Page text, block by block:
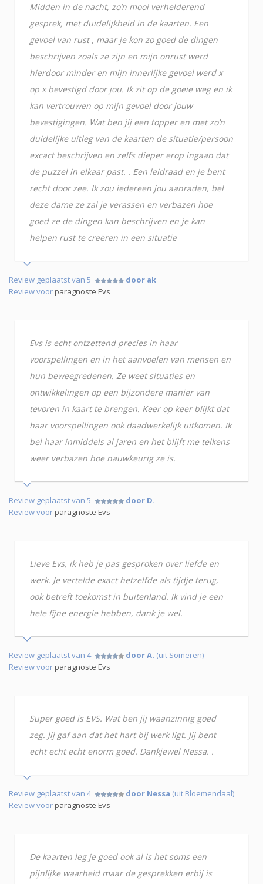
Midden in de nacht, zo’n mooi verhelderend
gesprek, met duidelijkheid in de kaarten. Een
gevoel van rust , maar je kon zo goed de dingen
beschrijven zoals ze zijn en mijn onrust werd
hierdoor minder en mijn innerlijke gevoel werd x
op x bevestigd door jou. Ik zit op de goeie weg en ik
kan vertrouwen op mijn gevoel door jouw
bevestigingen. Wat ben jij een topper en met zo’n
duidelijke uitleg van de kaarten de situatie/persoon
excact beschrijven en zelfs dieper erop ingaan dat
de puzzel in elkaar past. . Een leidraad en je bent
recht door zee. Ik zou iedereen jou aanraden, bel
deze dame ze zal je verassen en verbazen hoe
goed ze de dingen kan beschrijven en je kan
helpen rust te creëren in een situatie
Review geplaatst van 5
door ak
Review voorparagnoste Evs
Evs is echt ontzettend precies in haar
voorspellingen en in het aanvoelen van mensen en
hun beweegredenen. Ze weet situaties en
ontwikkelingen op een bijzondere manier van
tevoren in kaart te brengen. Keer op keer blijkt dat
haar voorspellingen ook daadwerkelijk uitkomen. Ik
bel haar inmiddels al jaren en het blijft me telkens
weer verbazen hoe nauwkeurig ze is.
Review geplaatst van 5
door D.
Review voorparagnoste Evs
Lieve Evs, ik heb je pas gesproken over liefde en
werk. Je vertelde exact hetzelfde als tijdje terug,
ook betreft toekomst in buitenland. Ik vind je een
hele fijne energie hebben, dank je wel.
Review geplaatst van 4 door A. (uit Someren)
Review voorparagnoste Evs
Super goed is EVS. Wat ben jij waanzinnig goed
zeg. Jij gaf aan dat het hart bij werk ligt. Jij bent
echt echt echt enorm goed. Dankjewel Nessa. .
Review geplaatst van 4 door Nessa (uit Bloemendaal)
Review voorparagnoste Evs
De kaarten leg je goed ook al is het soms een
pijnlijke waarheid maar de gesprekken erbij is